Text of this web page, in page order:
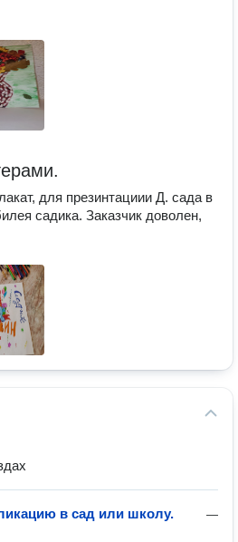
для презинтациии Д. сада в
садика. Заказчик доволен,
—
в сад или школу.